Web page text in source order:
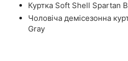
Куртка Soft Shell Spartan
Чоловіча демісезонна
Gray